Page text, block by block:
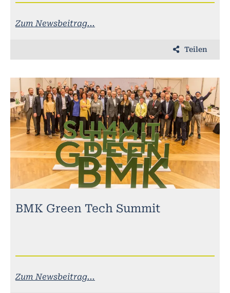
Zum Newsbeitrag...
Teilen
BMK Green Tech Summit
Zum Newsbeitrag...